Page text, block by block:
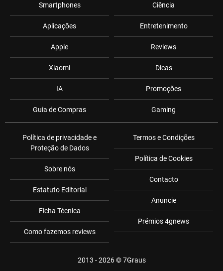
Smartphones
Aplicações
Apple
Xiaomi
IA
Guia de Compras
Ciência
Entretenimento
Reviews
Dicas
Promoções
Gaming
Política de privacidade e
Proteção de Dados
Sobre nós
Estatuto Editorial
Ficha Técnica
Como fazemos reviews
Termos e Condições
Política de Cookies
Contacto
Anuncie
Prémios 4gnews
2013 - 2026 ©7Graus